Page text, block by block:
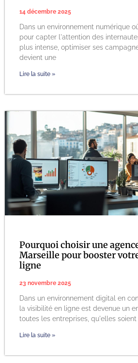
14 décembre 2025
Dans un environnement numérique
pour capter l'attention des
plus intense, optimiser ses
devient une
Lire la suite »
Pourquoi choisir une
Marseille pour booster
ligne
23 novembre 2025
Dans un environnement digital en
la visibilité en ligne est devenue un
toutes les entreprises, qu'elles
Lire la suite »